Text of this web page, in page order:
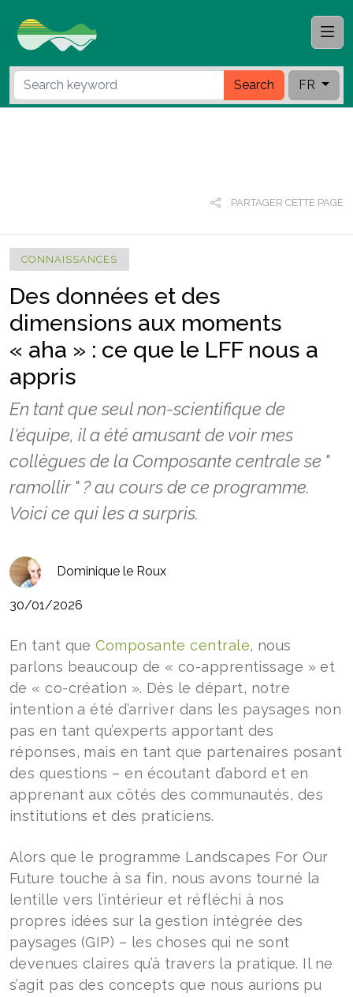
Search FR
PARTAGER CETTE PAGE
CONNAISSANCES
Des données et des
dimensions aux moments
« aha » : ce que le LFF nous a
appris
En tant que seul non-scientifique de
l'équipe, il a été amusant de voir mes
collègues de la Composante centrale se "
ramollir " ? au cours de ce programme.
Voici ce qui les a surpris.
Dominique le Roux
30/01/2026
En tant queComposante centrale, nous
parlons beaucoup de « co-apprentissage » et
de « co-création ». Dès le départ, notre
intention a été d’arriver dans les paysages non
pas en tant qu’experts apportant des
réponses, mais en tant que partenaires posant
des questions – en écoutant d’abord et en
apprenant aux côtés des communautés, des
institutions et des praticiens.
Alors que le programme Landscapes For Our
Future touche à sa fin, nous avons tourné la
lentille vers l’intérieur et réfléchi à nos
propres idées sur la gestion intégrée des
paysages (GIP) – les choses qui ne sont
devenues claires qu’à travers la pratique. Il ne
s’agit pas des concepts que nous aurions pu